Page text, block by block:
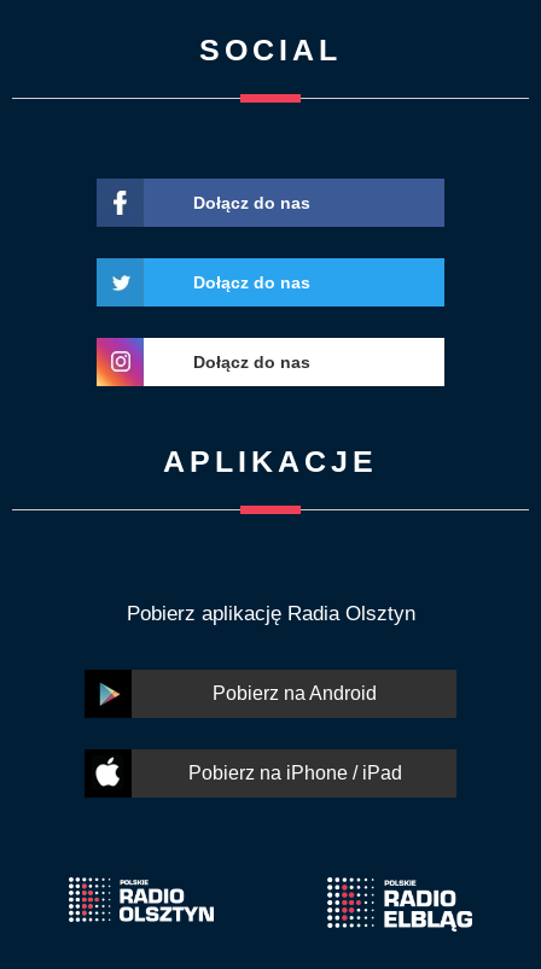
SOCIAL
Dołącz do nas
Dołącz do nas
Dołącz do nas
APLIKACJE
Pobierz aplikację Radia Olsztyn
Pobierz na Android
Pobierz na iPhone / iPad